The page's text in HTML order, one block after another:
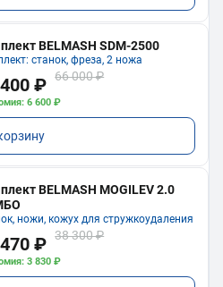
BELMASH SDM-2500
станок, фреза, 2 ножа
₽ 66 000 ₽
6 600 ₽
BELMASH MOGILEV 2.0
ножи, кожух для стружкоудаления
₽ 38 300 ₽
3 830 ₽